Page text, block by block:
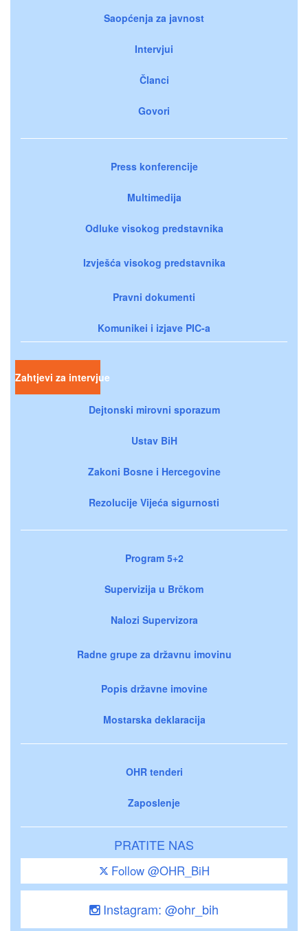
Saopćenja za javnost
Intervjui
Članci
Govori
Press konferencije
Multimedija
Odluke visokog predstavnika
Izvješća visokog predstavnika
Pravni dokumenti
Komunikei i izjave PIC-a
Zahtjevi za intervjue
Dejtonski mirovni sporazum
Ustav BiH
Zakoni Bosne i Hercegovine
Rezolucije Vijeća sigurnosti
Program 5+2
Supervizija u Brčkom
Nalozi Supervizora
Radne grupe za državnu imovinu
Popis državne imovine
Mostarska deklaracija
OHR tenderi
Zaposlenje
PRATITE NAS
Follow @OHR_BiH
Instagram: @ohr_bih